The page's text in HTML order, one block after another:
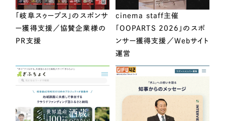
「岐阜スゥープス」のスポンサ
ー獲得支援／協賛企業様の
PR支援
cinema staff主催
「OOPARTS 2026」のスポ
ンサー獲得支援／Webサイト
運営